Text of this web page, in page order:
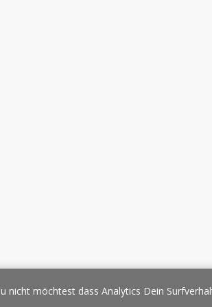
Sponsoring Impressum Copyright
nicht möchtest dass Analytics Dein